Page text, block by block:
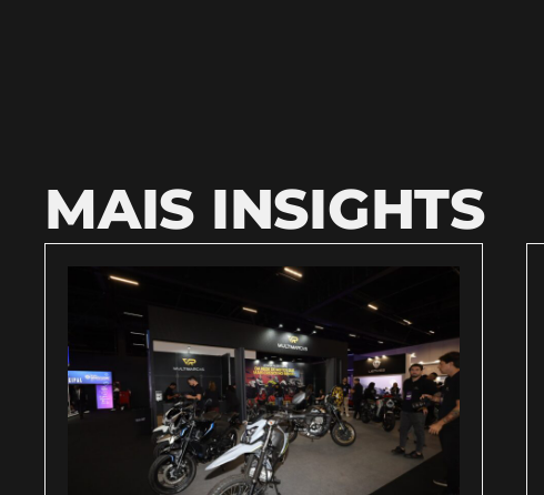
MAIS INSIGHTS